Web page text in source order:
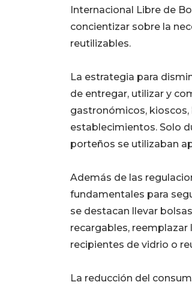
Internacional Libre de
concientizar sobre la
reutilizables.
La estrategia para
de entregar, utilizar y
gastronómicos,
establecimientos. Solo
porteños se utilizaban
Además de las
fundamentales para
se destacan llevar
recargables,
recipientes de vidrio o
La reducción del